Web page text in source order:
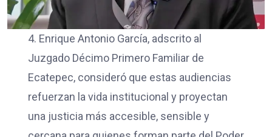
4. Enrique Antonio García, adscrito al
Juzgado Décimo Primero Familiar de
Ecatepec, consideró que estas audiencias
refuerzan la vida institucional y proyectan
una justicia más accesible, sensible y